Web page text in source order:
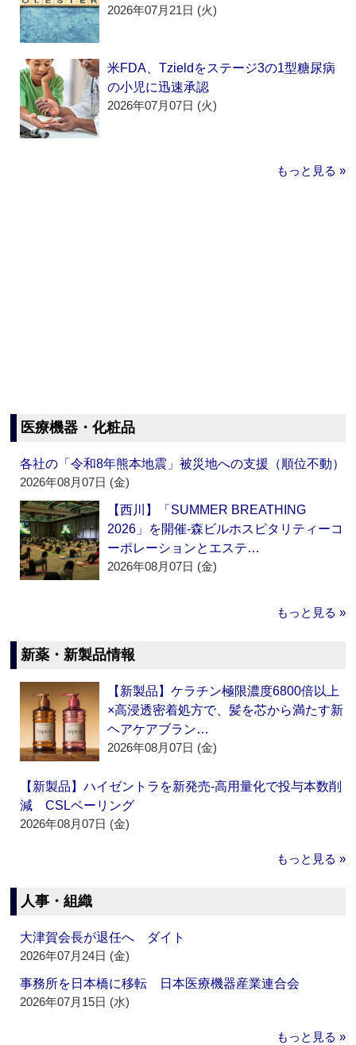
2026年07月21日 (火)
米FDA、Tzieldをステージ3の1型糖尿病
の小児に迅速承認
2026年07月07日 (火)
もっと見る »
医療機器・化粧品
各社の「令和8年熊本地震」被災地への支援（順位不動）
2026年08月07日 (金)
【西川】「SUMMER BREATHING
2026」を開催‐森ビルホスピタリティーコ
ーポレーションとエステ…
2026年08月07日 (金)
もっと見る »
新薬・新製品情報
【新製品】ケラチン極限濃度6800倍以上
×高浸透密着処方で、髪を芯から満たす新
ヘアケアブラン…
2026年08月07日 (金)
【新製品】ハイゼントラを新発売‐高用量化で投与本数削
減 CSLベーリング
2026年08月07日 (金)
もっと見る »
人事・組織
大津賀会長が退任へ ダイト
2026年07月24日 (金)
事務所を日本橋に移転 日本医療機器産業連合会
2026年07月15日 (水)
もっと見る »